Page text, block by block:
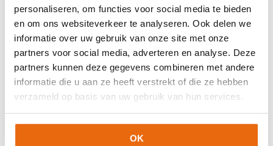
personaliseren, om functies voor social media te bieden
en om ons websiteverkeer te analyseren. Ook delen we
informatie over uw gebruik van onze site met onze
partners voor social media, adverteren en analyse. Deze
partners kunnen deze gegevens combineren met andere
informatie die u aan ze heeft verstrekt of die ze hebben
verzameld op basis van uw gebruik van hun services.
OK
COMBIDEAL! -10%